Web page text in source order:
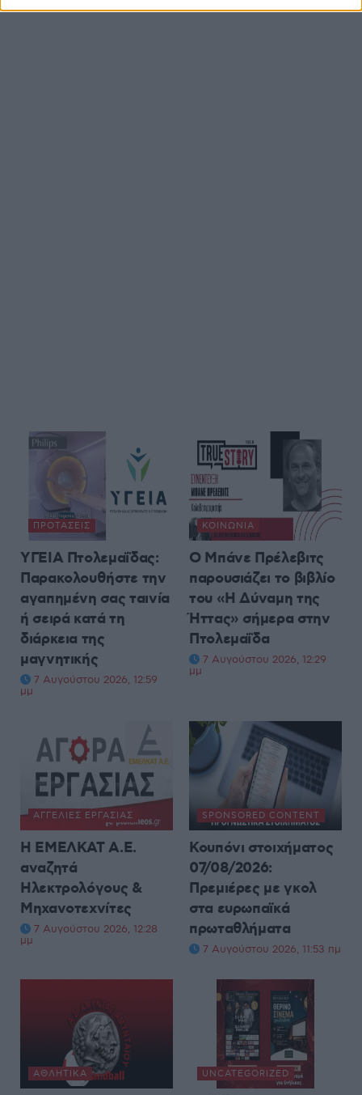
ΠΡΟΤΆΣΕΙΣ
ΥΓΕΙΑ Πτολεμαΐδας:
Παρακολουθήστε την
αγαπημένη σας ταινία
ή σειρά κατά τη
διάρκεια της
μαγνητικής
7 Αυγούστου 2026, 12:59
μμ
ΚΟΙΝΩΝΊΑ
Ο Μπάνε Πρέλεβιτς
παρουσιάζει το βιβλίο
του «Η Δύναμη της
Ήττας» σήμερα στην
Πτολεμαΐδα
7 Αυγούστου 2026, 12:29
μμ
ΑΓΓΕΛΊΕΣ ΕΡΓΑΣΊΑΣ
Η ΕΜΕΛΚΑΤ Α.Ε.
αναζητά
Ηλεκτρολόγους &
Μηχανοτεχνίτες
7 Αυγούστου 2026, 12:28
μμ
SPONSORED CONTENT
Κουπόνι στοιχήματος
07/08/2026:
Πρεμιέρες με γκολ
στα ευρωπαϊκά
πρωταθλήματα
7 Αυγούστου 2026, 11:53 πμ
ΑΘΛΗΤΙΚΆ UNCATEGORIZED